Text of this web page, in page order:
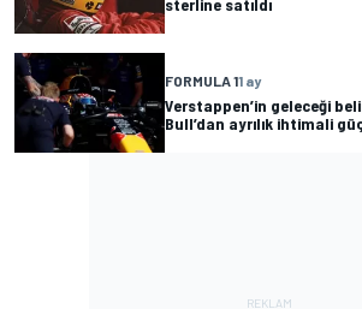
sterline satıldı
FORMULA 11 ay
Verstappen’in geleceği
Bull’dan ayrılık ihtimali